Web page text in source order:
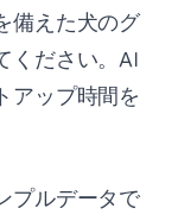
備えた犬のグ
ください。AI
アップ時間を
プルデータで